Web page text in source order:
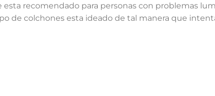
recomendado para personas con problemas
de colchones esta ideado de tal manera que